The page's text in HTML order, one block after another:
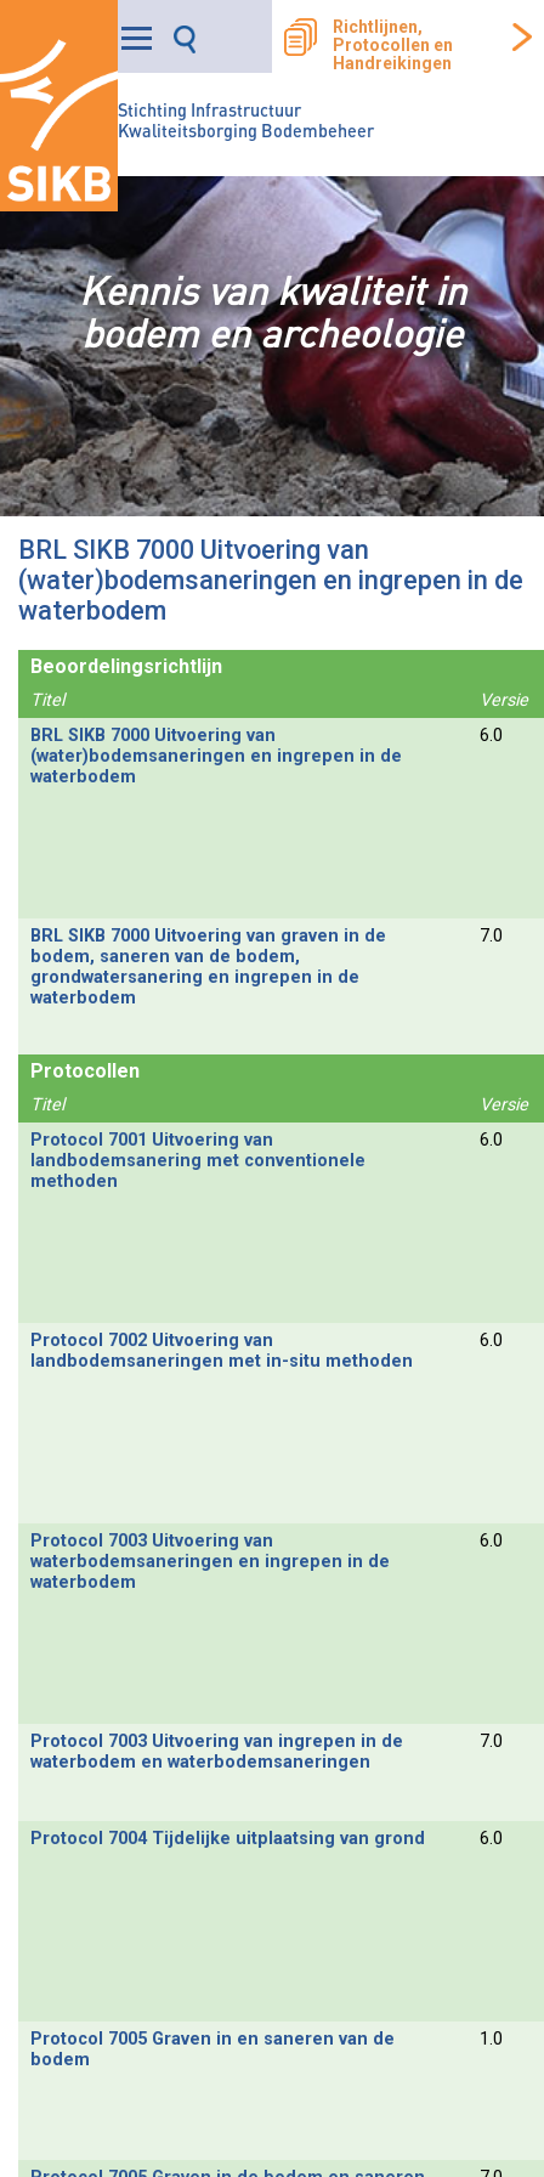
Stichting Infrastructuur
Kwaliteitsborging Bodembeheer
Richtlijnen,
Protocollen en
Handreikingen
Kennis van kwaliteit in
bodem en archeologie
BRL SIKB 7000 Uitvoering van
(water)bodemsaneringen en ingrepen in de
waterbodem
Beoordelingsrichtlijn
Titel
Versie
BRL SIKB 7000 Uitvoering van
(water)bodemsaneringen en ingrepen in de
waterbodem
6.0
BRL SIKB 7000 Uitvoering van graven in de
bodem, saneren van de bodem,
grondwatersanering en ingrepen in de
waterbodem
7.0
Protocollen
Titel
Versie
Protocol 7001 Uitvoering van
landbodemsanering met conventionele
methoden
6.0
Protocol 7002 Uitvoering van
landbodemsaneringen met in-situ methoden
6.0
Protocol 7003 Uitvoering van
waterbodemsaneringen en ingrepen in de
waterbodem
6.0
Protocol 7003 Uitvoering van ingrepen in de
waterbodem en waterbodemsaneringen
7.0
Protocol 7004 Tijdelijke uitplaatsing van grond 6.0
Protocol 7005 Graven in en saneren van de
bodem
1.0